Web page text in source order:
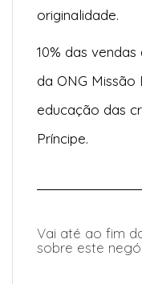
originalidade.
10% das
da ONG Missão
educação das
Príncipe.
Vai até ao fim
sobre este